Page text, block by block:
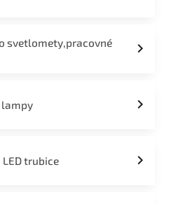
svetlomety,pracovné
lampy
LED trubice